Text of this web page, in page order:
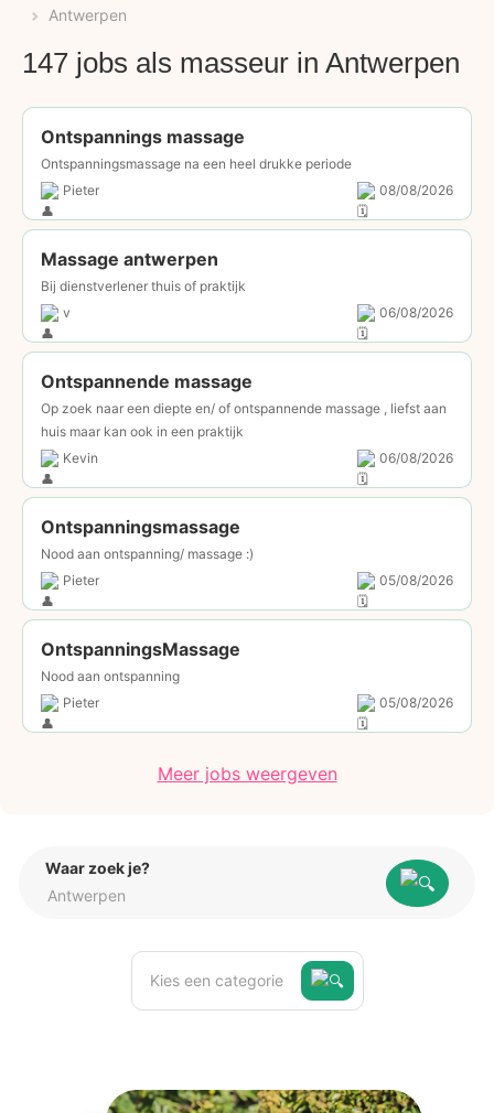
Antwerpen
147 jobs als masseur in Antwerpen
Ontspannings massage
Ontspanningsmassage na een heel drukke periode
Pieter
08/08/2026
Massage antwerpen
Bij dienstverlener thuis of praktijk
v
06/08/2026
Ontspannende massage
Op zoek naar een diepte en/ of ontspannende massage , liefst aan
huis maar kan ook in een praktijk
Kevin
06/08/2026
Ontspanningsmassage
Nood aan ontspanning/ massage :)
Pieter
05/08/2026
OntspanningsMassage
Nood aan ontspanning
Pieter
05/08/2026
Meer jobs weergeven
Waar zoek je?
Kies een categorie